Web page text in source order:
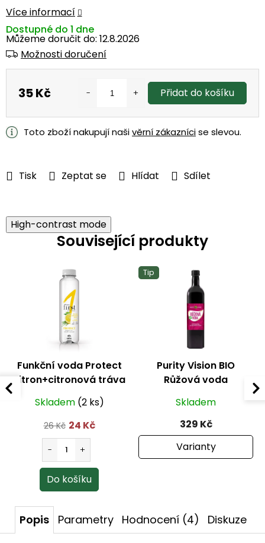
Více informací
Tisk Zeptat se Hlídat Sdílet
Můžeme doručit do: 12.8.2026
Možnosti doručení
Dostupné do 1 dne
35 Kč
cena:
Přidat do košíku
Toto zboží nakupují našivěrní zákaznícise slevou.
High-contrast mode
Související produkty
Funkční voda Protect
citron+citronová tráva
500 ml
Skladem (2 ks)
26 Kč 24 Kč
Tip
Purity Vision BIO
Růžová voda
Skladem
329 Kč
Varianty
Popis Parametry Hodnocení (4) Diskuze